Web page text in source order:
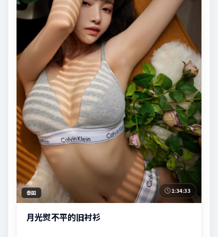
泰国 1:34:33
月光熨不平的旧衬衫